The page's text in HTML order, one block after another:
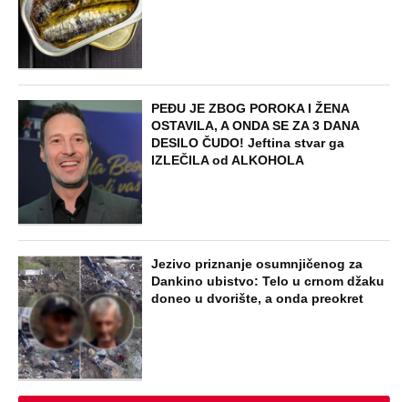
PEĐU JE ZBOG POROKA I ŽENA
OSTAVILA, A ONDA SE ZA 3 DANA
DESILO ČUDO! Jeftina stvar ga
IZLEČILA od ALKOHOLA
Jezivo priznanje osumnjičenog za
Dankino ubistvo: Telo u crnom džaku
doneo u dvorište, a onda preokret